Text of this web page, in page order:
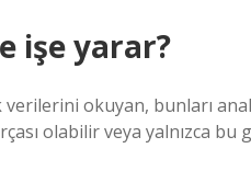
işe yarar?
verilerini okuyan, bunları
olabilir veya yalnızca